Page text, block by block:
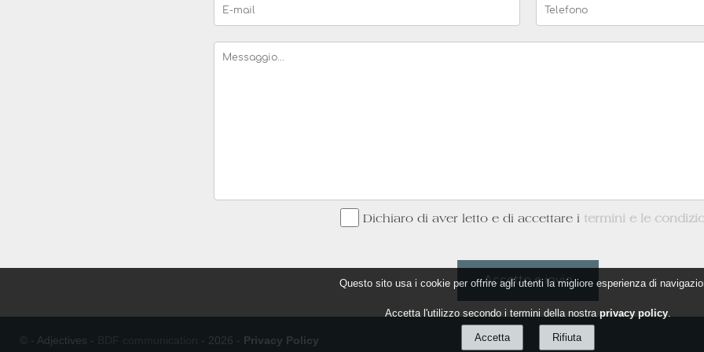
Dichiaro di aver letto e di accettare i termini e le
Accetta e invia
© - Adjectives - - 2026 - Privacy Policy
Questo sito usa i cookie per offrire agli utenti la migliore esperienza di
Accetta l'utilizzo secondo i termini della nostra privacy policy.